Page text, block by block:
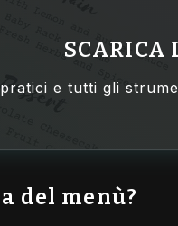
SCARICA
e tutti gli
del menù?